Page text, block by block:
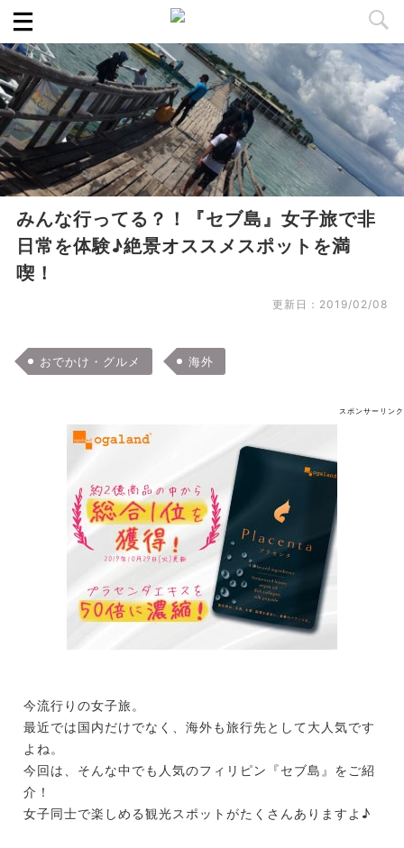
みんな行ってる？！『セブ島』女子旅で非
日常を体験♪絶景オススメスポットを満
喫！
更新日： 2019/02/08
おでかけ・グルメ 海外
スポンサーリンク
今流行りの女子旅。
最近では国内だけでなく、海外も旅行先として大人気です
よね。
今回は、そんな中でも人気のフィリピン『セブ島』をご紹
介！
女子同士で楽しめる観光スポットがたくさんありますよ♪